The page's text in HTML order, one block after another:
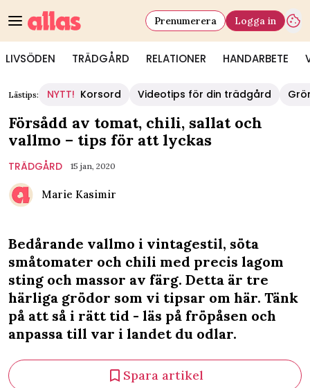
LIVSÖDEN TRÄDGÅRD RELATIONER HANDARBETE
Prenumerera Logga in
Lästips: NYTT! Korsord Videotips för din trädgård
Försådd av tomat, chili, sallat och
vallmo – tips för att lyckas
TRÄDGÅRD 15 jan, 2020
Marie Kasimir
Bedårande vallmo i vintagestil, söta
småtomater och chili med precis lagom
sting och massor av färg. Detta är tre
härliga grödor som vi tipsar om här. Tänk
på att så i rätt tid - läs på fröpåsen och
anpassa till var i landet du odlar.
Spara artikel